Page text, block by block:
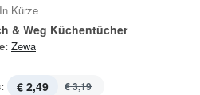
In Kürze
& Weg Küchentücher
Zewa
€ 2,49 € 3,19